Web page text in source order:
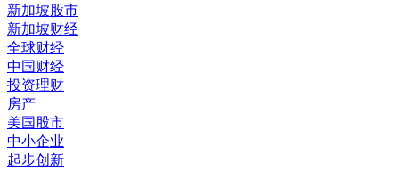
新加坡股市
新加坡财经
全球财经
中国财经
投资理财
房产
美国股市
中小企业
起步创新